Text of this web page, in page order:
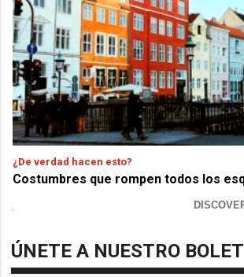
¿De verdad hacen esto?
Costumbres que rompen todos los
ÚNETE A NUESTRO